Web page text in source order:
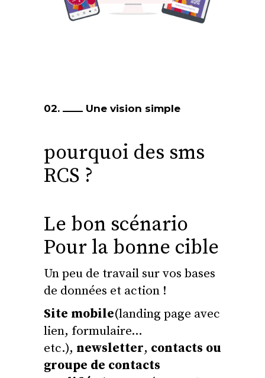
02. Une vision simple
pourquoi des sms
RCS ?
Le bon scénario
Pour la bonne cible
Un peu de travail sur vos bases
de données et action !
Site mobile(landing page avec
lien, formulaire…
etc.), newsletter, contacts ou
groupe de contacts